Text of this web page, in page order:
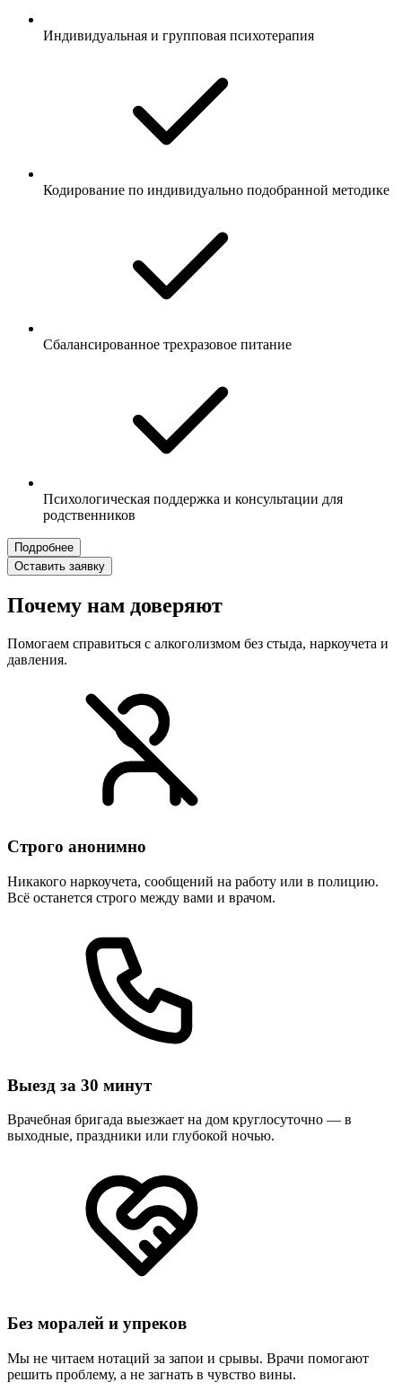
Индивидуальная и групповая психотерапия
Кодирование по индивидуально подобранной методике
Сбалансированное трехразовое питание
Психологическая поддержка и консультации для
родственников
Подробнее
Оставить заявку
Почему нам доверяют
Помогаем справиться с алкоголизмом без стыда, наркоучета и
давления.
Строго анонимно
Никакого наркоучета, сообщений на работу или в полицию.
Всё останется строго между вами и врачом.
Выезд за 30 минут
Врачебная бригада выезжает на дом круглосуточно — в
выходные, праздники или глубокой ночью.
Без моралей и упреков
Мы не читаем нотаций за запои и срывы. Врачи помогают
решить проблему, а не загнать в чувство вины.